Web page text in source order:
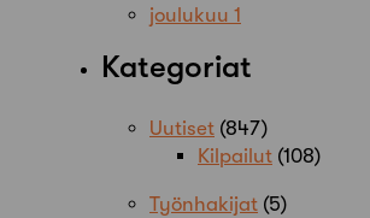
joulukuu 1
Kategoriat
Uutiset (847)
Kilpailut (108)
Työnhakijat (5)